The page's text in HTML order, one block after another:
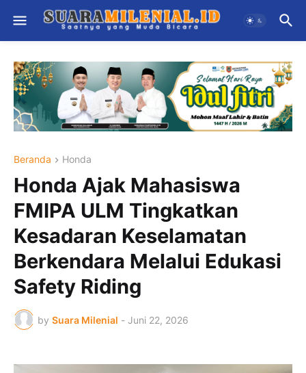
Beranda Honda
Honda Ajak Mahasiswa
FMIPA ULM Tingkatkan
Kesadaran Keselamatan
Berkendara Melalui Edukasi
Safety Riding
by Suara Milenial - Juni 22, 2026